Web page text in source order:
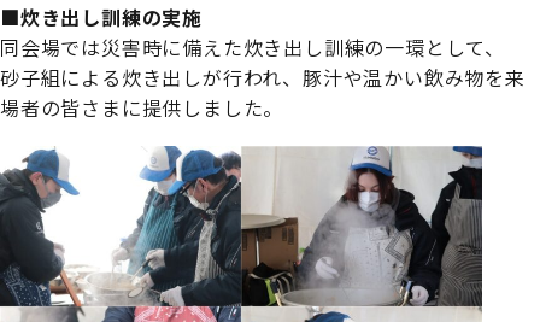
■炊き出し訓練の実施
同会場では災害時に備えた炊き出し訓練の一環として、
砂子組による炊き出しが行われ、豚汁や温かい飲み物を来
場者の皆さまに提供しました。